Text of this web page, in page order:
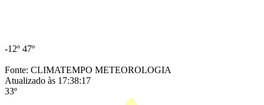
-12º 47º
Fonte: CLIMATEMPO METEOROLOGIA
Atualizado às 17:38:17
33º